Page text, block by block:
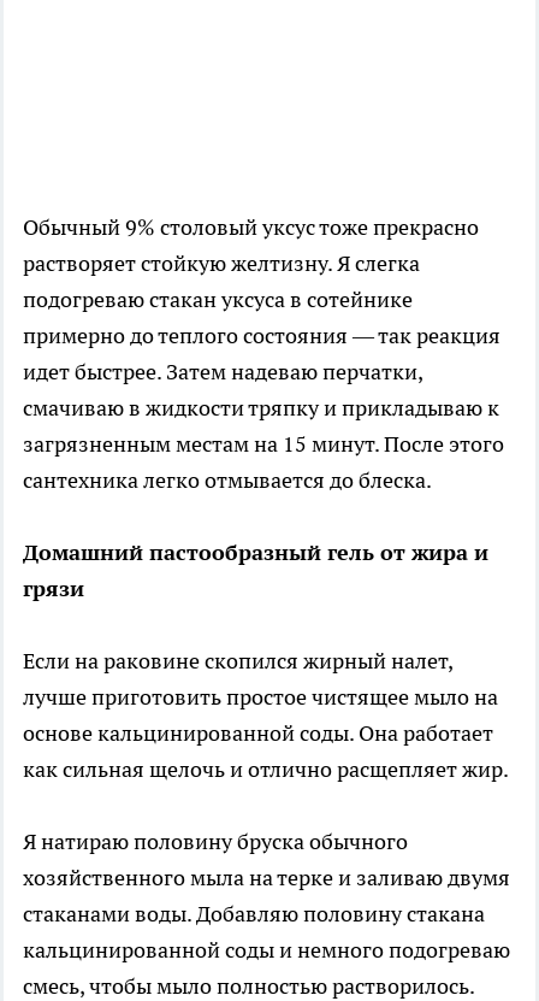
Обычный 9% столовый уксус тоже прекрасно
растворяет стойкую желтизну. Я слегка
подогреваю стакан уксуса в сотейнике
примерно до теплого состояния — так реакция
идет быстрее. Затем надеваю перчатки,
смачиваю в жидкости тряпку и прикладываю к
загрязненным местам на 15 минут. После этого
сантехника легко отмывается до блеска.
Домашний пастообразный гель от жира и
грязи
Если на раковине скопился жирный налет,
лучше приготовить простое чистящее мыло на
основе кальцинированной соды. Она работает
как сильная щелочь и отлично расщепляет жир.
Я натираю половину бруска обычного
хозяйственного мыла на терке и заливаю двумя
стаканами воды. Добавляю половину стакана
кальцинированной соды и немного подогреваю
смесь, чтобы мыло полностью растворилось.